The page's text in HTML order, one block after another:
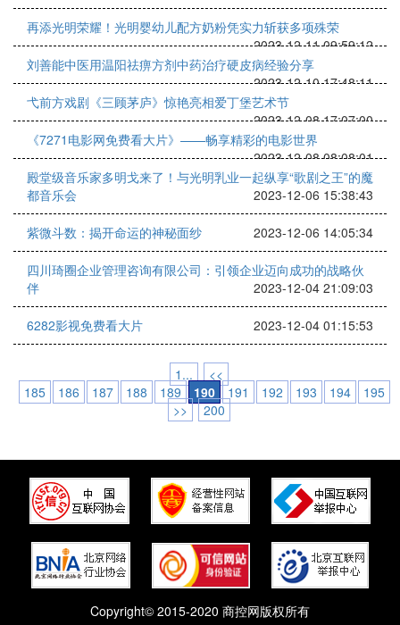
再添光明荣耀！光明婴幼儿配方奶粉凭实力斩获多项殊荣
2023-12-11 09:59:12
刘善能中医用温阳祛痹方剂中药治疗硬皮病经验分享
2023-12-10 17:48:11
弋前方戏剧《三顾茅庐》惊艳亮相爱丁堡艺术节
2023-12-08 17:07:00
《7271电影网免费看大片》——畅享精彩的电影世界
2023-12-08 08:08:01
殿堂级音乐家多明戈来了！与光明乳业一起纵享“歌剧之王”的魔
都音乐会
2023-12-06 15:38:43
紫微斗数：揭开命运的神秘面纱 2023-12-06 14:05:34
四川琦圈企业管理咨询有限公司：引领企业迈向成功的战略伙
伴
2023-12-04 21:09:03
6282影视免费看大片 2023-12-04 01:15:53
1...
<<
185
186 187 188 189 190 191 192 193 194
195
>>
200
Copyright© 2015-2020 商控网版权所有